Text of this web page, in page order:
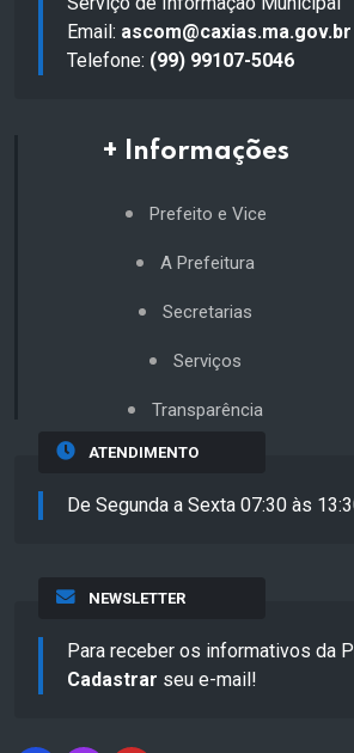
Email: ascom@caxias.ma.gov.br
Telefone: (99) 99107-5046
+ Informações
Prefeito e Vice
A Prefeitura
Secretarias
Serviços
Transparência
ATENDIMENTO
De Segunda a Sexta 07:30 às
NEWSLETTER
Para receber os informativos da
Cadastrar seu e-mail!